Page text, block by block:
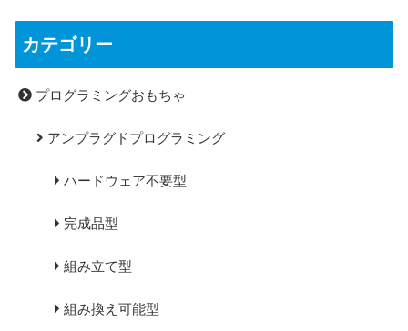
カテゴリー
プログラミングおもちゃ
アンプラグドプログラミング
ハードウェア不要型
完成品型
組み立て型
組み換え可能型